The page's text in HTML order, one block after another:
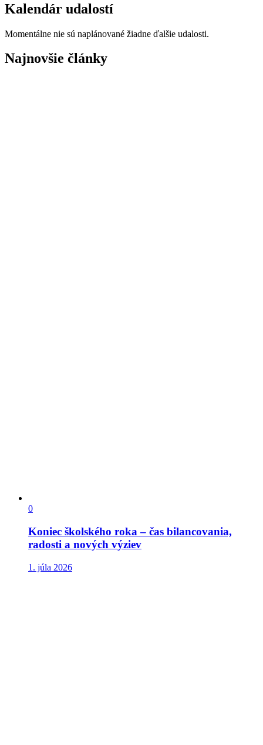
Kalendár udalostí
Momentálne nie sú naplánované žiadne ďalšie udalosti.
Najnovšie články
0
Koniec školského roka – čas bilancovania,
radosti a nových výziev
1. júla 2026